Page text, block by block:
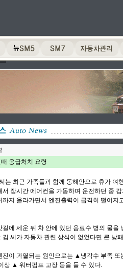
응급처치 요령
는 최근 가족들과 함께 동해안으로 휴가 여
서 장시간 에어컨을 가동하며 운전하던 중
까지 올라가면서 엔진출력이 급격히 떨어지
길에 세운 뒤 차 안에 있던 음료수 병의 물을
김 씨가 자동차 관련 상식이 없었다면 큰 낭
진이 과열되는 원인으로는 ▲냉각수 부족
상 ▲ 워터펌프 고장 등을 들 수 있다.